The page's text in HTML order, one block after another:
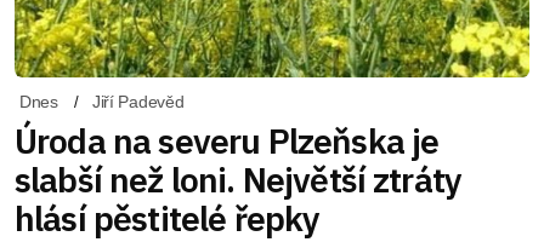
Dnes Jiří Padevěd
Úroda na severu Plzeňska je
slabší než loni. Největší ztráty
hlásí pěstitelé řepky